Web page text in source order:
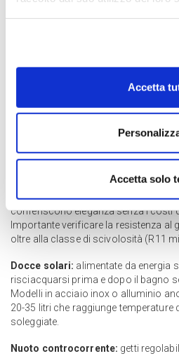
Accetta
Accetta solo
praticità e fungono anche da
normativa. Le coperture invernali,
Scale e sistemi di accesso:
garantiscono resistenza alla
confortevole e aspetto elegante. Per
scomparsa integrate nella canaletta
o pietra naturale garantiscono
l’architettura del giardino. Le finiture
conferiscono eleganza senza i costi
Importante verificare la resistenza al
oltre alla classe di scivolosità (R11
Docce solari: alimentate da energia
risciacquarsi prima e dopo il bagno
Modelli in acciaio inox o alluminio
20-35 litri che raggiunge temperature
soleggiate.
Nuoto controcorrente: getti